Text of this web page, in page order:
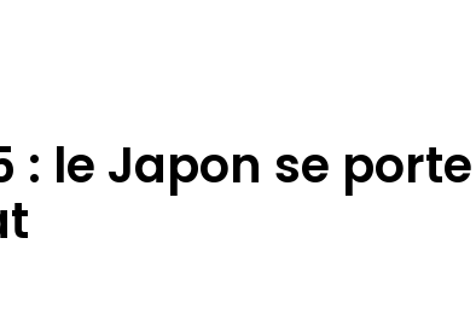
: le Japon se porte